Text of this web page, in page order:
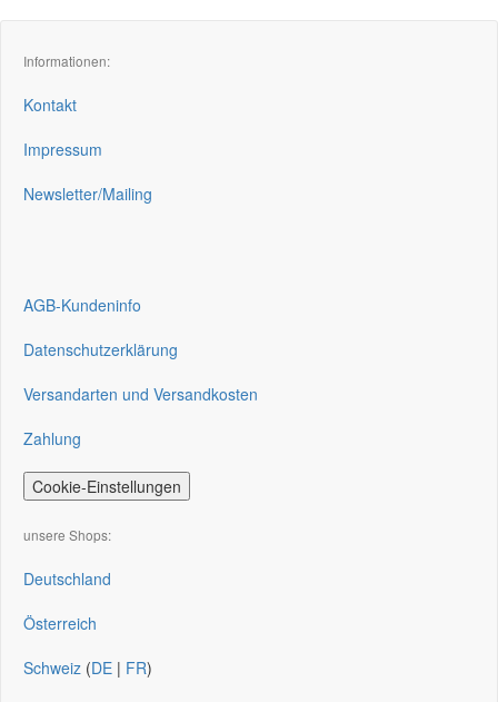
Informationen:
Kontakt
Impressum
Newsletter/Mailing
AGB-Kundeninfo
Datenschutzerklärung
Versandarten und Versandkosten
Zahlung
Cookie-Einstellungen
unsere Shops:
Deutschland
Österreich
Schweiz (DE | FR)